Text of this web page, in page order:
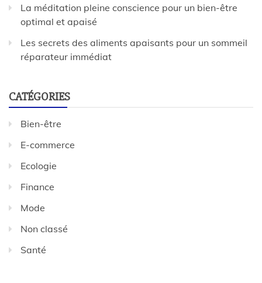
La méditation pleine conscience pour un bien-être
optimal et apaisé
Les secrets des aliments apaisants pour un sommeil
réparateur immédiat
CATÉGORIES
Bien-être
E-commerce
Ecologie
Finance
Mode
Non classé
Santé